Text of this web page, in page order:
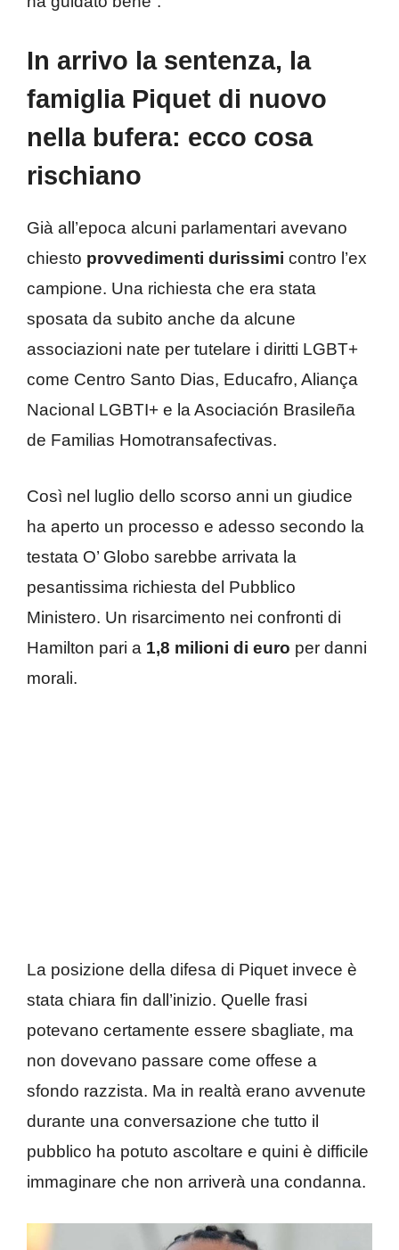
In arrivo la sentenza, la
famiglia Piquet di nuovo
nella bufera: ecco cosa
rischiano
Già all’epoca alcuni parlamentari avevano
chiesto provvedimenti durissimi contro l’ex
campione. Una richiesta che era stata
sposata da subito anche da alcune
associazioni nate per tutelare i diritti LGBT+
come Centro Santo Dias, Educafro, Aliança
Nacional LGBTI+ e la Asociación Brasileña
de Familias Homotransafectivas.
Così nel luglio dello scorso anni un giudice
ha aperto un processo e adesso secondo la
testata O’ Globo sarebbe arrivata la
pesantissima richiesta del Pubblico
Ministero. Un risarcimento nei confronti di
Hamilton pari a 1,8 milioni di euro per danni
morali.
La posizione della difesa di Piquet invece è
stata chiara fin dall’inizio. Quelle frasi
potevano certamente essere sbagliate, ma
non dovevano passare come offese a
sfondo razzista. Ma in realtà erano avvenute
durante una conversazione che tutto il
pubblico ha potuto ascoltare e quini è difficile
immaginare che non arriverà una condanna.